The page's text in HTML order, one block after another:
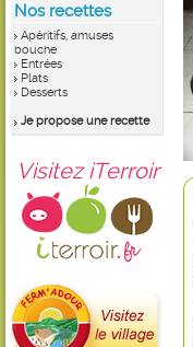
Nos recettes
Apéritifs, amuses
bouche
Entrées
Plats
Desserts
Je propose une recette
Visitez iTerroir